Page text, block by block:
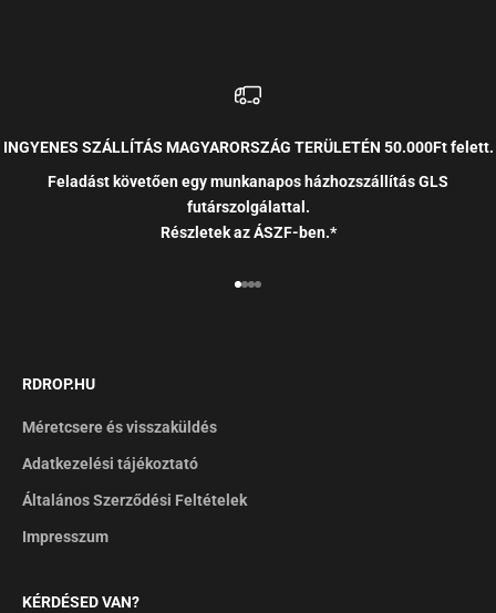
INGYENES SZÁLLÍTÁS MAGYARORSZÁG TERÜLETÉN 50.000Ft felett.
Feladást követően egy munkanapos házhozszállítás GLS
futárszolgálattal.
Részletek az ÁSZF-ben.*
RDROP.HU
Méretcsere és visszaküldés
Adatkezelési tájékoztató
Általános Szerződési Feltételek
Impresszum
KÉRDÉSED VAN?